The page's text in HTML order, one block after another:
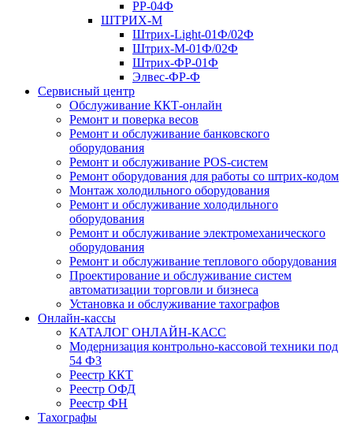
РР-04Ф
ШТРИХ-М
Штрих-Light-01Ф/02Ф
Штрих-М-01Ф/02Ф
Штрих-ФР-01Ф
Элвес-ФР-Ф
Сервисный центр
Обслуживание ККТ-онлайн
Ремонт и поверка весов
Ремонт и обслуживание банковского
оборудования
Ремонт и обслуживание POS-систем
Ремонт оборудования для работы со штрих-кодом
Монтаж холодильного оборудования
Ремонт и обслуживание холодильного
оборудования
Ремонт и обслуживание электромеханического
оборудования
Ремонт и обслуживание теплового оборудования
Проектирование и обслуживание систем
автоматизации торговли и бизнеса
Установка и обслуживание тахографов
Онлайн-кассы
КАТАЛОГ ОНЛАЙН-КАСС
Модернизация контрольно-кассовой техники под
54 ФЗ
Реестр ККТ
Реестр ОФД
Реестр ФН
Тахографы